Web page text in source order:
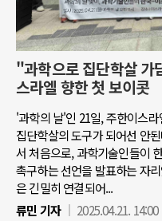
"과학으로 집단학살 가
스라엘 향한 첫 보이콧
'과학의 날'인 21일, 주한이스
집단학살의 도구가 되어선 안
서 처음으로, 과학기술인들이
촉구하는 선언을 발표하는 자
은 긴밀히 연결되어...
류민 기자
2025.04.21. 14:00